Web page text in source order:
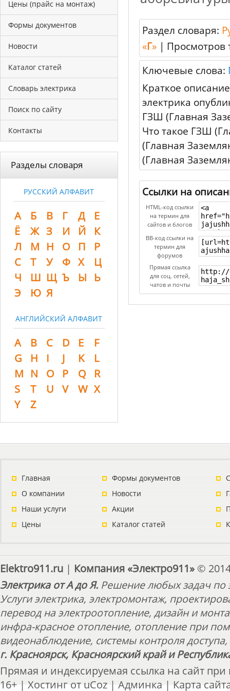
Цены (прайс на монтаж)
Формы документов
Новости
Каталог статей
Словарь электрика
Поиск по сайту
Контакты
Разделы словаря
РУССКИЙ АЛФАВИТ
А Б В Г Д
Е
Ё
Ж З И Й
К
Л
М Н О П
Р
С
Т У Ф Х
Ц
Ч
Ш Щ Ъ Ы
Ь
Э
Ю Я
АНГЛИЙСКИЙ АЛФАВИТ
A B C D E
F
G
H I J K
L
M N O P Q
R
S
T U V W X
Y
Z
Раздел словаря:
«Г» | Просмотров
Ключевые слова:
Краткое
электрика
ГЗШ (Главная
Что такое ГЗШ
(Главная
(Главная
Ссылки на
HTML-код ссылки
на термин для
сайтов и блогов
BB-код ссылки на
термин для
форумов
Прямая ссылка
для соц. сетей,
чатов и почты
Главная
О компании
Наши услуги
Цены
Формы документов
Новости
Акции
Каталог статей
Elektro911.ru | Компания «Электро911» ©
Электрика от А до Я. Решение любых задач по
Услуги электрика, электромонтаж,
перевод на электроотопление, дизайн и
инфра-красное отопление, отопление при
видеонаблюдение, системы контроля
г. Красноярск, Красноярский край и
Прямая и индексируемая ссылка на сайт
16+ | Хостинг от uCoz | Админка | Карта